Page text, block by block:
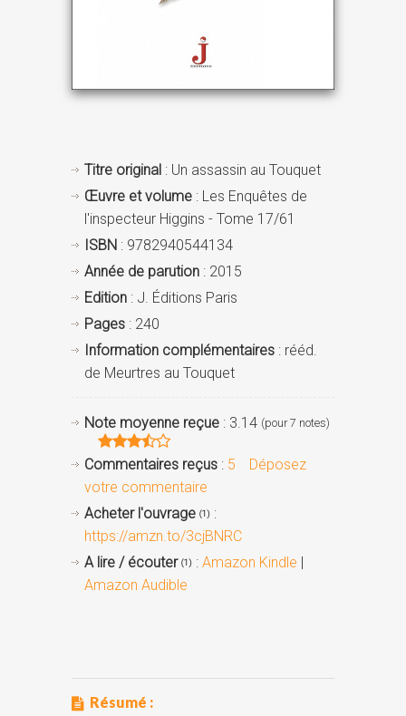
Titre original : Un assassin au Touquet
Œuvre et volume : Les Enquêtes de
l'inspecteur Higgins - Tome 17/61
ISBN : 9782940544134
Année de parution : 2015
Edition : J. Éditions Paris
Pages : 240
Information complémentaires : rééd.
de Meurtres au Touquet
Note moyenne reçue : 3.14 (pour 7 notes)
Commentaires reçus : 5
Déposez
votre commentaire
Acheter l'ouvrage (1) :
https://amzn.to/3cjBNRC
A lire / écouter (1) : Amazon Kindle |
Amazon Audible
Résumé :